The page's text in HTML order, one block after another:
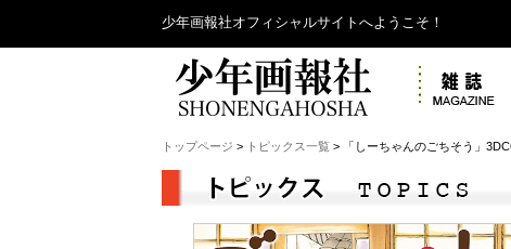
少年画報社オフィシャルサイトへようこそ！
トップページ > トピックス一覧 > 「しーちゃんのごちそう」